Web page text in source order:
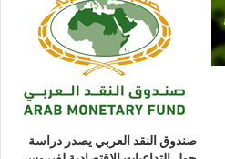
صندوق النقد العربي يصدر دراسة